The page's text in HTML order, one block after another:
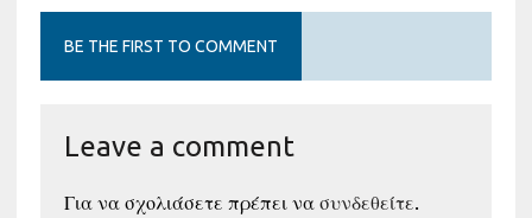
BE THE FIRST TO COMMENT
Leave a comment
Για να σχολιάσετε πρέπει νασυνδεθείτε.